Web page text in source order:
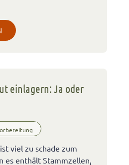
einlagern: Ja oder
viel zu schade zum
es enthält Stammzellen,